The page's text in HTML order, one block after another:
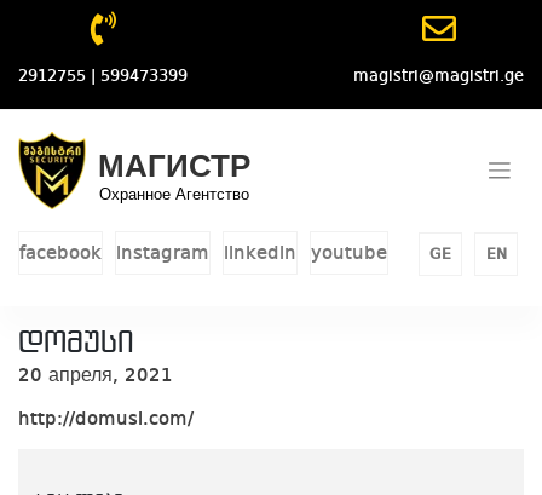
content
2912755 | 599473399 magistri@magistri.ge
МАГИСТР
Охранное Агентство
facebook instagram linkedin youtube GE EN
დომუსი
20 апреля, 2021
http://domusi.com/